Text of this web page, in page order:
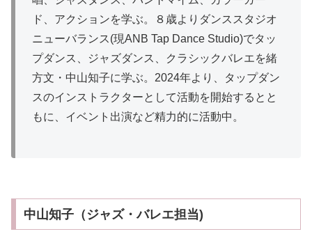
ド、アクションを学ぶ。８歳よりダンススタジオ
ニューバランス(現ANB Tap Dance Studio)でタッ
プダンス、ジャズダンス、クラシックバレエを緒
方文・中山知子に学ぶ。2024年より、タップダン
スのインストラクターとして活動を開始するとと
もに、イベント出演など精力的に活動中。
中山知子（ジャズ・バレエ担当)